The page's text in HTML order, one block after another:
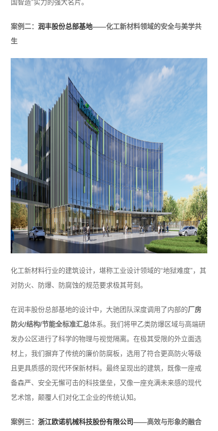
国智造”实力的强大名片。
案例二：润丰股份总部基地——化工新材料领域的安全与美学共
生
化工新材料行业的建筑设计，堪称工业设计领域的“地狱难度”，其
对防火、防爆、防腐蚀的规范要求极其苛刻。
在润丰股份总部基地的设计中，大驰团队深度调用了内部的厂房
防火/结构/节能全标准汇总体系。我们将甲乙类防爆区域与高端研
发办公区进行了科学的物理与视觉隔离。在极其受限的外立面选
材上，我们摒弃了传统的廉价防腐板，选用了符合更高防火等级
且更具质感的现代环保新材料。最终呈现出的建筑，既像一座戒
备森严、安全无懈可击的科技堡垒，又像一座充满未来感的现代
艺术馆，颠覆人们对化工企业的传统认知。
案例三：浙江欧诺机械科技股份有限公司——高效与形象的融合